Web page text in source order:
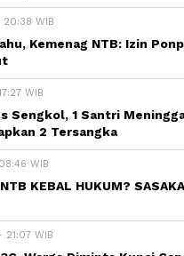
WIB
Kemenag NTB: Izin
WIB
Sengkol, 1 Santri
2 Tersangka
WIB
KEBAL HUKUM?
WIB